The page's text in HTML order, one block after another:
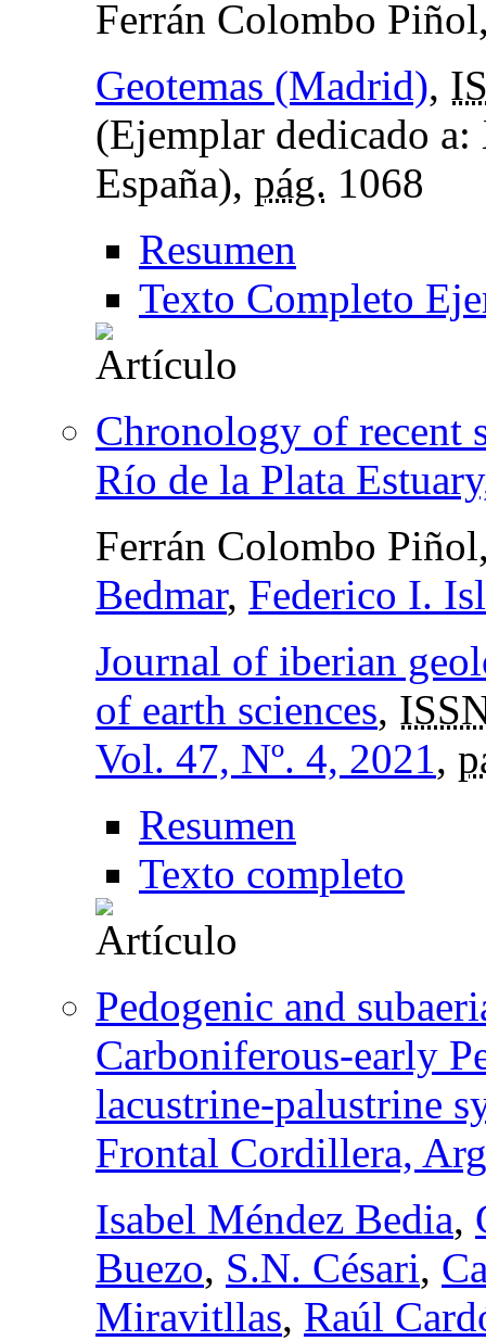
Ferrán Colombo
Geotemas (Madrid),
(Ejemplar dedicado
España), pág. 1068
Resumen
Texto Completo
Chronology of recent
Río de la Plata
Ferrán Colombo
Bedmar, Federico I.
Journal of iberian
of earth sciences,
Vol. 47, Nº. 4, 2021,
Resumen
Texto completo
Pedogenic and
Carboniferous-early
lacustrine-palustrine
Frontal Cordillera,
Isabel Méndez Bedia,
Buezo, S.N. Césari,
Miravitllas, Raúl